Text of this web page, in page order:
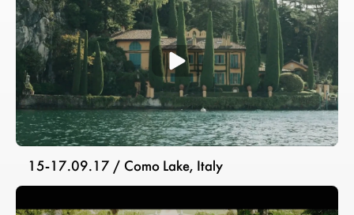
15-17.09.17 / Como Lake, Italy